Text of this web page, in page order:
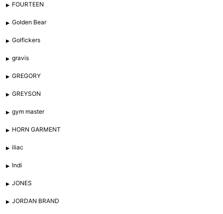
FOURTEEN
Golden Bear
Golfickers
gravis
GREGORY
GREYSON
gym master
HORN GARMENT
iliac
Indi
JONES
JORDAN BRAND